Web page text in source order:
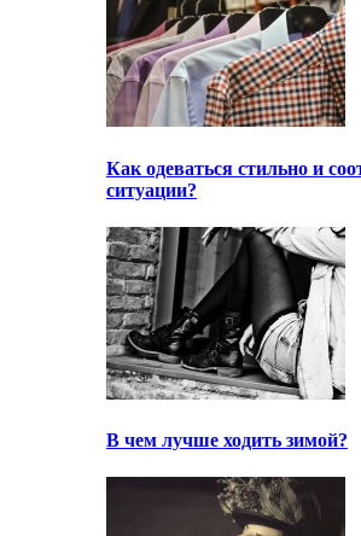
Как одеваться стильно и
ситуации?
В чем лучше ходить зимой?